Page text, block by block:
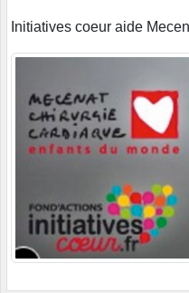
Initiatives coeur aide